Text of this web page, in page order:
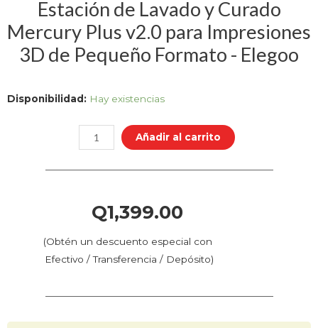
Estación de Lavado y Curado
Mercury Plus v2.0 para Impresiones
3D de Pequeño Formato - Elegoo
Disponibilidad: Hay existencias
Estación
Lavado
y
Curado
Plus
v2.0
para
Impresiones
Añadir al carrito
Q1,399.00
(Obtén un descuento especial con
Efectivo / Transferencia / Depósito)